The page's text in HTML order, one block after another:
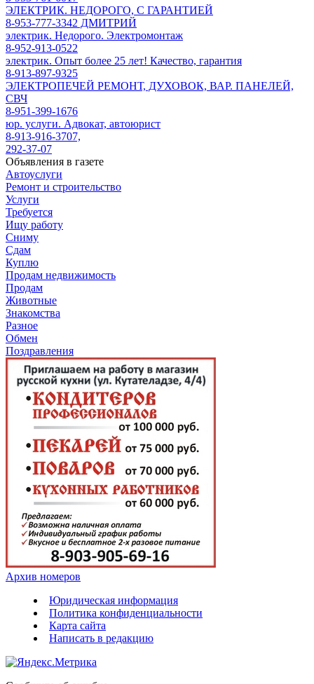
ЭЛЕКТРИК. НЕДОРОГО, С ГАРАНТИЕЙ
8-953-777-3342 ДМИТРИЙ
электрик. Недорого. Электромонтаж
8-952-913-0522
электрик. Опыт более 25 лет! Качество, гарантия
8-913-897-9325
ЭЛЕКТРОПЕЧЕЙ РЕМОНТ, ДУХОВОК, ВАР. ПАНЕЛЕЙ,
СВЧ
8-951-399-1676
юр. услуги. Адвокат, автоюрист
8-913-916-3707,
292-37-07
Объявления в газете
Автоуслуги
Ремонт и строительство
Услуги
Требуется
Ищу работу
Сниму
Сдам
Куплю
Продам недвижимость
Продам
Животные
Знакомства
Разное
Обмен
Поздравления
Архив номеров
Юридическая информация
Политика конфиденциальности
Карта сайта
Написать в редакцию